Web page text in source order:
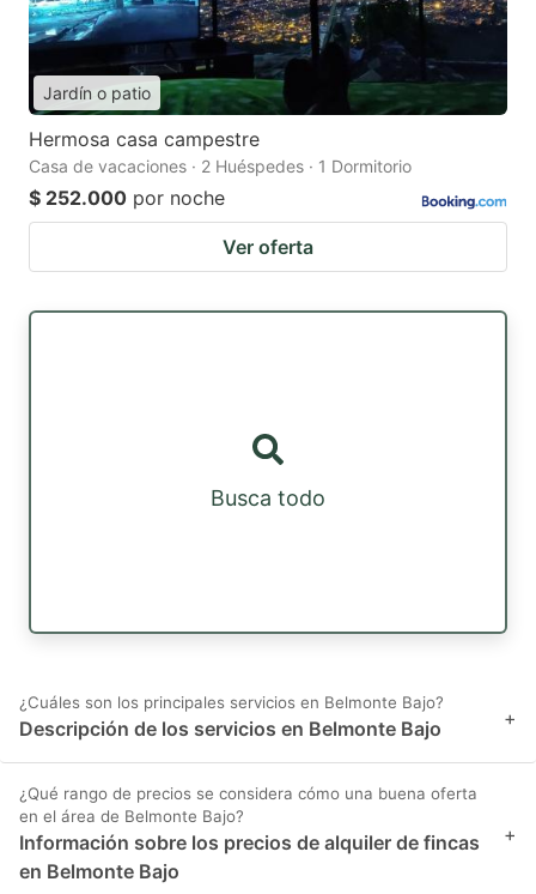
Jardín o patio
Hermosa casa campestre
Casa de vacaciones · 2 Huéspedes · 1 Dormitorio
$ 252.000 por noche
Ver oferta
Busca todo
¿Cuáles son los principales servicios en Belmonte Bajo?
Descripción de los servicios en Belmonte Bajo +
¿Qué rango de precios se considera cómo una buena oferta
en el área de Belmonte Bajo?
Información sobre los precios de alquiler de fincas
en Belmonte Bajo
+